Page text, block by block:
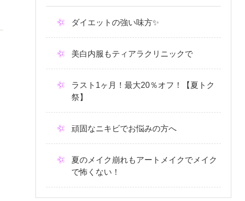
ダイエットの強い味方✨
美白内服もティアラクリニックで
ラスト1ヶ月！最大20％オフ！【夏トク
祭】
頑固なニキビでお悩みの方へ
夏のメイク崩れもアートメイクでメイク
で怖くない！